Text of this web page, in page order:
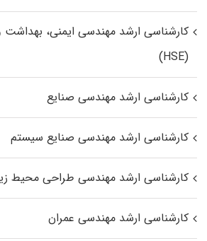
کارشناسی ارشد مهندسی ایمنی،
(HSE)
کارشناسی ارشد مهندسی صنایع
کارشناسی ارشد مهندسی صنایع سیستم
کارشناسی ارشد مهندسی طراحی محیط
کارشناسی ارشد مهندسی عمران